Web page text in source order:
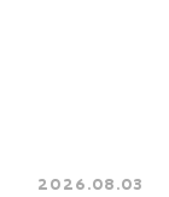
2026.08.03